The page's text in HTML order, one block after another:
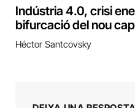
Indústria 4.0, crisi
bifurcació del nou
Héctor Santcovsky